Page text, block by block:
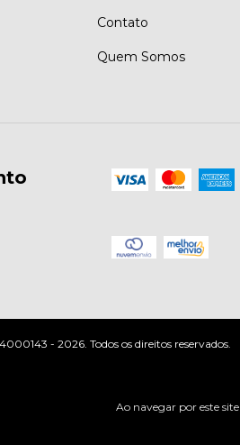
Ao navegar por este site
Contato
Quem Somos
- 2026. Todos os direitos reservados.